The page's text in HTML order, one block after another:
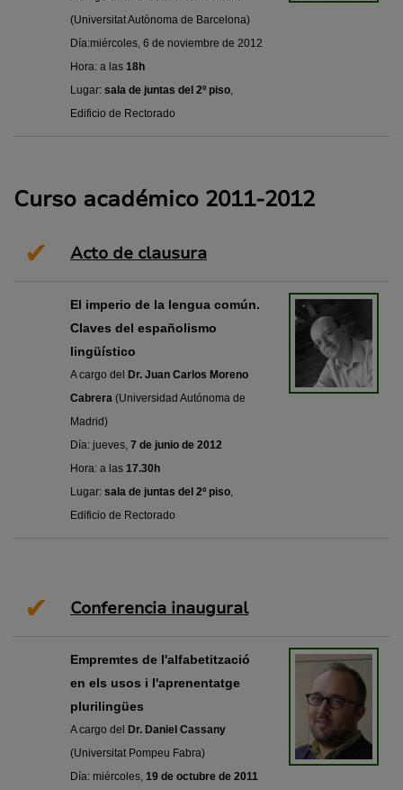
(Universitat Autònoma de Barcelona)
Día:miércoles, 6 de noviembre de 2012
Hora: a las 18h
Lugar: sala de juntas del 2º piso,
Edificio de Rectorado
Curso académico 2011-2012
✔ Acto de clausura
El imperio de la lengua común.
Claves del españolismo
lingüístico
A cargo del
Dr. Juan Carlos Moreno
Cabrera (Universidad Autónoma de
Madrid)
Día: jueves, 7 de junio de 2012
Hora: a las 17.30h
Lugar: sala de juntas del 2º piso,
Edificio de Rectorado
✔ Conferencia inaugural
Empremtes de l'alfabetització
en els usos i l'aprenentatge
plurilingües
A cargo del
Dr. Daniel Cassany
(Universitat Pompeu Fabra)
Día: miércoles, 19 de octubre de 2011